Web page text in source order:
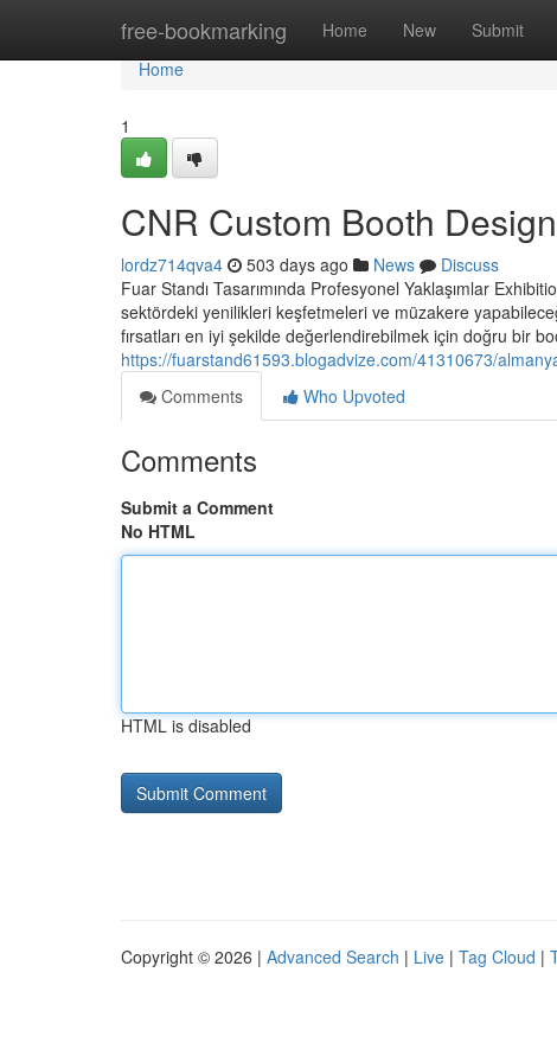
free-bookmarking Home New Submit
Home
Home
1
CNR Custom Booth
lordz714qva4 503 days ago News
Discuss
Fuar Standı Tasarımında Profesyonel Yaklaşımlar
sektördeki yenilikleri keşfetmeleri ve müzakere
fırsatları en iyi şekilde değerlendirebilmek için doğru bir
https://fuarstand61593.blogadvize.com/41310673/
Comments
Who Upvoted
Comments
Submit a Comment
No HTML
HTML is disabled
Copyright © 2026 | Advanced Search | Live | Tag Cloud |